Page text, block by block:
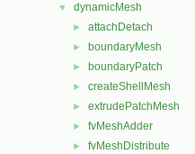
▼ dynamicMesh
► attachDetach
► boundaryMesh
► boundaryPatch
► createShellMesh
► extrudePatchMesh
► fvMeshAdder
► fvMeshDistribute